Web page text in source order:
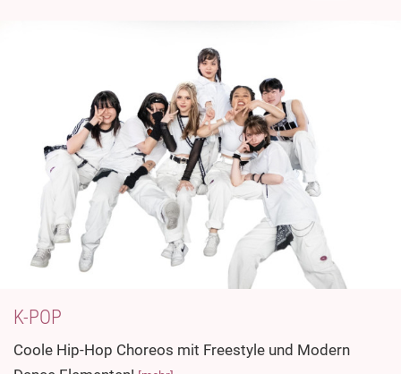
K-POP
Coole Hip-Hop Choreos mit Freestyle und Modern